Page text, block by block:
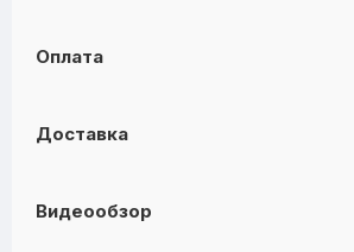
Оплата
Доставка
Видеообзор